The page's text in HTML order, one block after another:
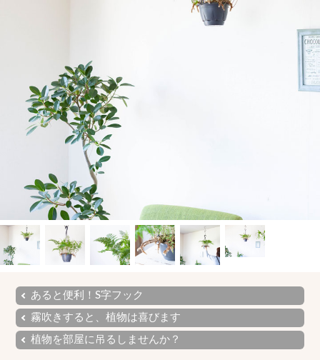
あると便利！S字フック
霧吹きすると、植物は喜びます
植物を部屋に吊るしませんか？